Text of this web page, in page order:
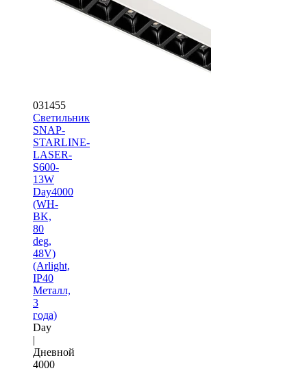
031455
Светильник
SNAP-
STARLINE-
LASER-
S600-
13W
Day4000
(WH-
BK,
80
deg,
48V)
(Arlight,
IP40
Металл,
3
года)
Day
|
Дневной
4000